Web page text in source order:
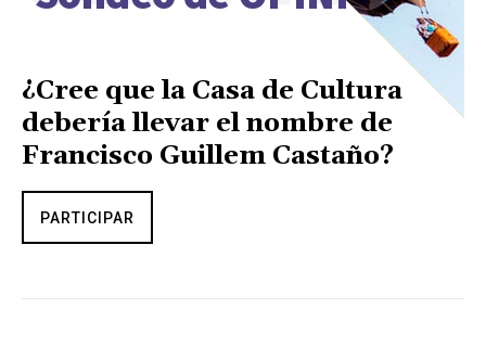
¿Cree que la Casa de Cultura
debería llevar el nombre de
Francisco Guillem Castaño?
PARTICIPAR